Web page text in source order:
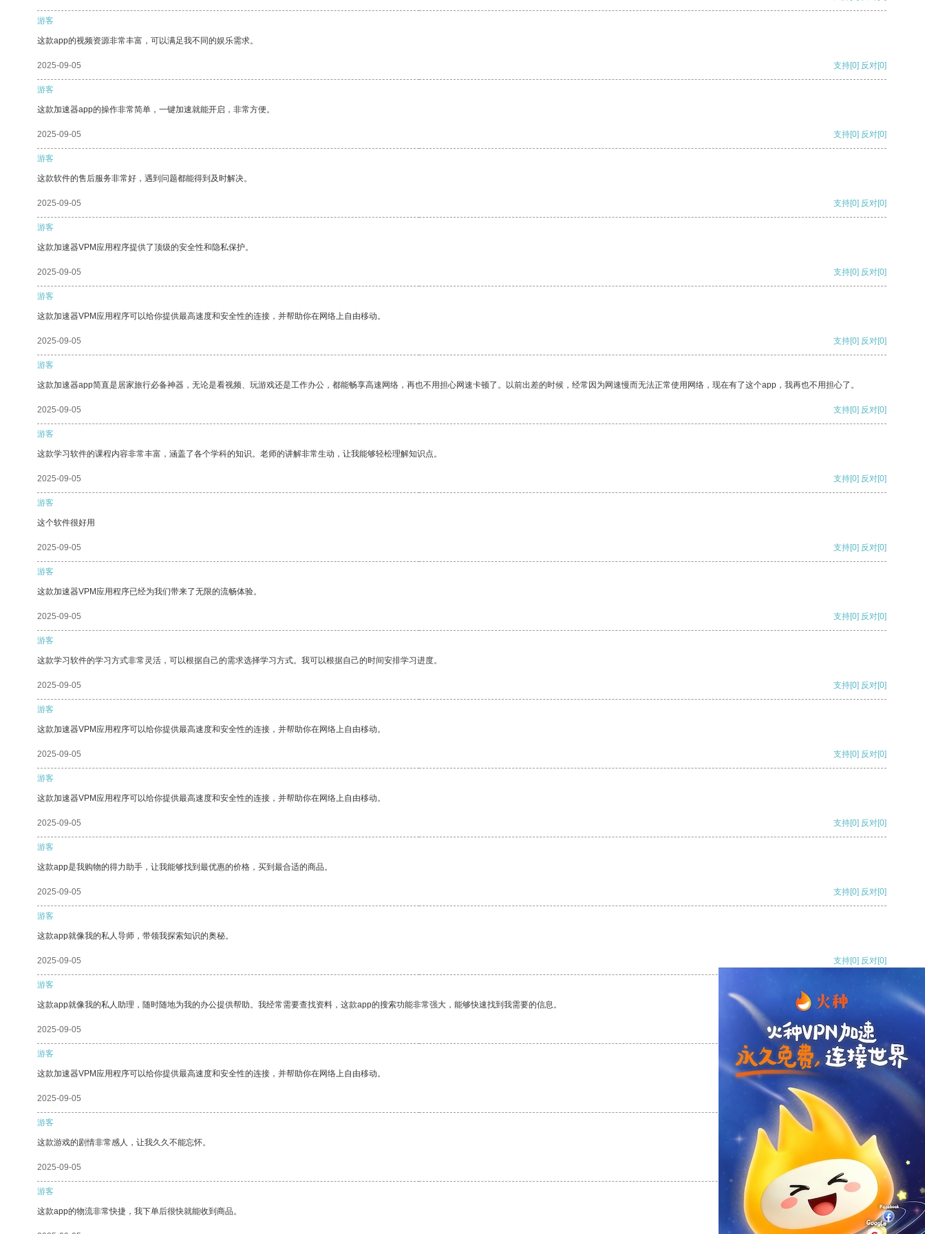
游客
这款app的视频资源非常丰富，可以满足我不同的娱乐需求。
2025-09-05 支持[0] 反对[0]
游客
这款加速器app的操作非常简单，一键加速就能开启，非常方便。
2025-09-05 支持[0] 反对[0]
游客
这款软件的售后服务非常好，遇到问题都能得到及时解决。
2025-09-05 支持[0] 反对[0]
游客
这款加速器VPM应用程序提供了顶级的安全性和隐私保护。
2025-09-05 支持[0] 反对[0]
游客
这款加速器VPM应用程序可以给你提供最高速度和安全性的连接，并帮助你在网络上自由移动。
2025-09-05 支持[0] 反对[0]
游客
这款加速器app简直是居家旅行必备神器，无论是看视频、玩游戏还是工作办公，都能畅享高速网络，再也不用担心网速卡顿了。以前出差的时候，经常因为网速慢而无法正常使用网络，现在有了这个app，我再也不用担心了。
2025-09-05 支持[0] 反对[0]
游客
这款学习软件的课程内容非常丰富，涵盖了各个学科的知识。老师的讲解非常生动，让我能够轻松理解知识点。
2025-09-05 支持[0] 反对[0]
游客
这个软件很好用
2025-09-05 支持[0] 反对[0]
游客
这款加速器VPM应用程序已经为我们带来了无限的流畅体验。
2025-09-05 支持[0] 反对[0]
游客
这款学习软件的学习方式非常灵活，可以根据自己的需求选择学习方式。我可以根据自己的时间安排学习进度。
2025-09-05 支持[0] 反对[0]
游客
这款加速器VPM应用程序可以给你提供最高速度和安全性的连接，并帮助你在网络上自由移动。
2025-09-05 支持[0] 反对[0]
游客
这款加速器VPM应用程序可以给你提供最高速度和安全性的连接，并帮助你在网络上自由移动。
2025-09-05 支持[0] 反对[0]
游客
这款app是我购物的得力助手，让我能够找到最优惠的价格，买到最合适的商品。
2025-09-05 支持[0] 反对[0]
游客
这款app就像我的私人导师，带领我探索知识的奥秘。
2025-09-05 支持[0] 反对[0]
游客
这款app就像我的私人助理，随时随地为我的办公提供帮助。我经常需要查找资料，这款app的搜索功能非常强大，能够快速找到我需要的信息。
2025-09-05 支持[0] 反对
游客
这款加速器VPM应用程序可以给你提供最高速度和安全性的连接，并帮助你在网络上自由移动。
2025-09-05 支持
游客
这款游戏的剧情非常感人，让我久久不能忘怀。
2025-09-05 反对 [0]
游客
这款app的物流非常快捷，我下单后很快就能收到商品。